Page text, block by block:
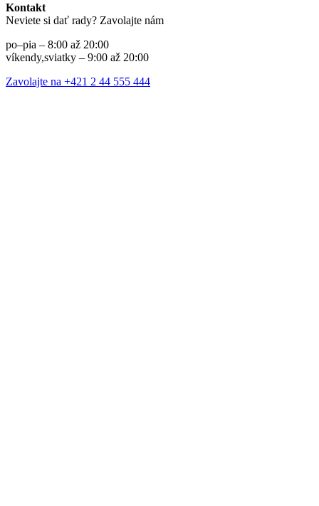
Kontakt
Neviete si dať rady? Zavolajte nám
po–pia – 8:00 až 20:00
víkendy,sviatky – 9:00 až 20:00
Zavolajte na +421 2 44 555 444